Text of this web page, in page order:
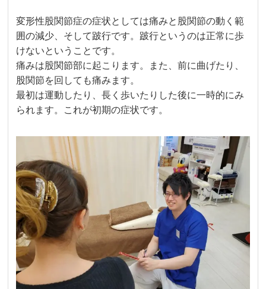
変形性股関節症の症状としては痛みと股関節の動く範
囲の減少、そして跛行です。跛行というのは正常に歩
けないということです。
痛みは股関節部に起こります。また、前に曲げたり、
股関節を回しても痛みます。
最初は運動したり、長く歩いたりした後に一時的にみ
られます。これが初期の症状です。